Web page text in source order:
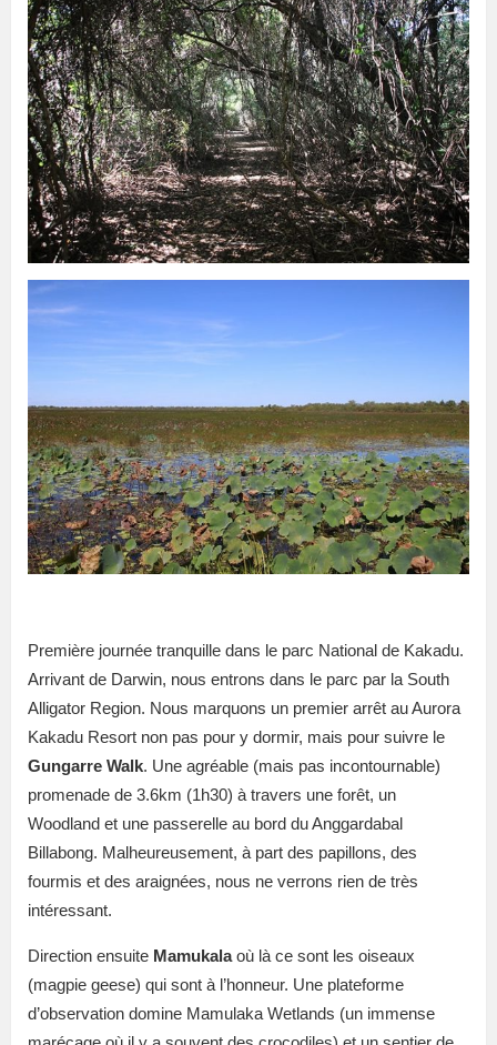
Première journée tranquille dans le parc National de Kakadu.
Arrivant de Darwin, nous entrons dans le parc par la South
Alligator Region. Nous marquons un premier arrêt au Aurora
Kakadu Resort non pas pour y dormir, mais pour suivre le
Gungarre Walk. Une agréable (mais pas incontournable)
promenade de 3.6km (1h30) à travers une forêt, un
Woodland et une passerelle au bord du Anggardabal
Billabong. Malheureusement, à part des papillons, des
fourmis et des araignées, nous ne verrons rien de très
intéressant.
Direction ensuite Mamukalaoù là ce sont les oiseaux
(magpie geese) qui sont à l’honneur. Une plateforme
d’observation domine Mamulaka Wetlands (un immense